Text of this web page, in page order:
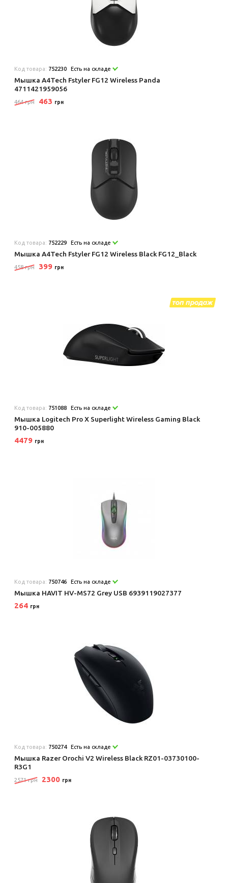
Код товара: 752230 Есть на складе
Мышка A4Tech Fstyler FG12 Wireless Panda
4711421959056
464 грн 463 грн
Код товара: 752229 Есть на складе
Мышка A4Tech Fstyler FG12 Wireless Black FG12_Black
458 грн 399 грн
Код товара: 751088 Есть на складе
Мышка Logitech Pro X Superlight Wireless Gaming Black
910-005880
4479 грн
Код товара: 750746 Есть на складе
Мышка HAVIT HV-MS72 Grey USB 6939119027377
264 грн
Код товара: 750274 Есть на складе
Мышка Razer Orochi V2 Wireless Black RZ01-03730100-
R3G1
2571 грн 2300 грн